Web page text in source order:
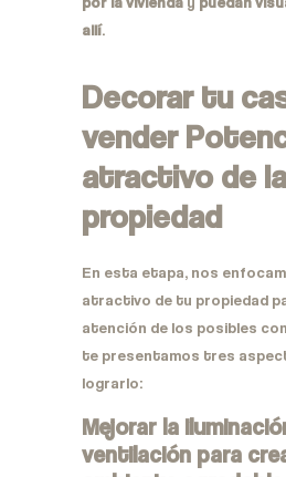
allí.
Decorar tu
vender
atractivo de la
propiedad
En esta etapa, nos
atractivo de tu propiedad
atención de los posibles
te presentamos tres
lograrlo:
Mejorar la
ventilación para